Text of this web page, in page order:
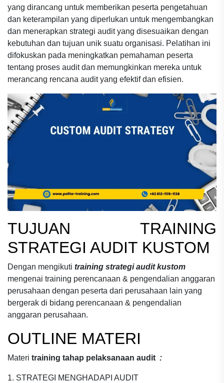
yang dirancang untuk memberikan peserta pengetahuan
dan keterampilan yang diperlukan untuk mengembangkan
dan menerapkan strategi audit yang disesuaikan dengan
kebutuhan dan tujuan unik suatu organisasi. Pelatihan ini
difokuskan pada meningkatkan pemahaman peserta
tentang proses audit dan memungkinkan mereka untuk
merancang rencana audit yang efektif dan efisien.
TUJUAN TRAINING
STRATEGI AUDIT KUSTOM
Dengan mengikuti training strategi audit kustom
mengenai training perencanaan & pengendalian anggaran
perusahaan dengan peserta dari perusahaan lain yang
bergerak di bidang perencanaan & pengendalian
anggaran perusahaan.
OUTLINE MATERI
Materi training tahap pelaksanaan audit :
1. STRATEGI MENGHADAPI AUDIT